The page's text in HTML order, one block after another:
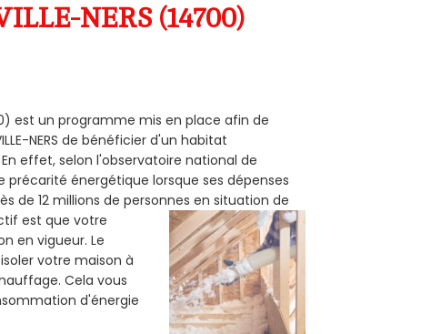
NERS (14700)
est un programme mis en place afin de
NERS de bénéficier d'un habitat
effet, selon l'observatoire national de
énergétique lorsque ses dépenses
de 12 millions de personnes en situation de
est que votre
en vigueur. Le
isoler votre maison à
Cela vous
d'énergie